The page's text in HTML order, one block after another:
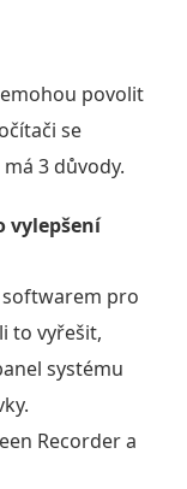
povolit
se
3 důvody.
vylepšení
pro
to vyřešit,
systému
Recorder a